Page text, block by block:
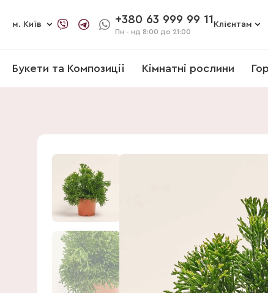
м. Київ +380 63 999 99 11
Пн - нд 8:00 до 21:00
Клієнтам
Букети та Композиції Кімнатні рослини